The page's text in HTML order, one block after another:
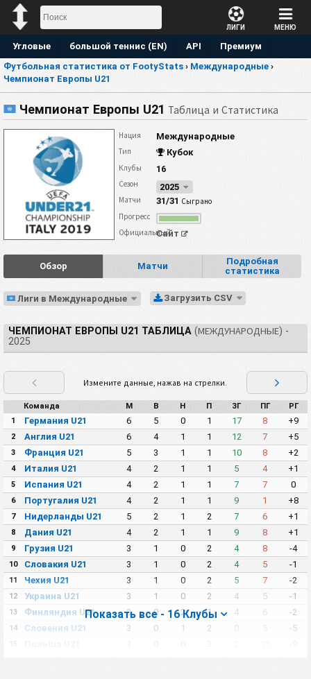
ЛИГИ МЕНЮ
Угловые большой теннис (EN) API Премиум
Прогноз
Футбольная статистика от FootyStats › Международные ›
Чемпионат Европы U21
Чемпионат Европы U21 Таблица и Статистика
Нация Международные
Тип Кубок
Клубы 16
Сезон 2025
Матчи 31/31 Сыграно
Прогресс
Официальный
Сайт
Обзор Матчи
Подробная
статистика
Лиги в Международные Загрузить CSV
ЧЕМПИОНАТ ЕВРОПЫ U21 ТАБЛИЦА (МЕЖДУНАРОДНЫЕ) -
2025
Измените данные, нажав на стрелки.
Показать все - 16 Клубы
Команда М В Н П ЗГ ПГ
РГ
1
Германия U21 6 5 0 1 17 8 +9
2 Англия U21 6 4 1 1 12 7 +5
3 Франция U21 5 3 1 1 10 8 +2
4 Италия U21 4 2 1 1 5 4 +1
5 Испания U21 4 2 1 1 7 7 0
6 Португалия U21 4 2 1 1 9 1 +8
7 Нидерланды U21 5 2 1 2 7 6 +1
8 Дания U21 4 2 1 1 9 8 +1
9 Грузия U21 3 1 0 2 4 8 -4
10 Словакия U21 3 1 0 2 4 5 -1
11 Чехия U21 3 1 0 2 5 7 -2
12 Украина U21 3 1 0 2 4 5 -1
13 Финляндия U21 3 0 2 1 4 6 -2
14 Словения U21 3 0 1 2 0 5 -5